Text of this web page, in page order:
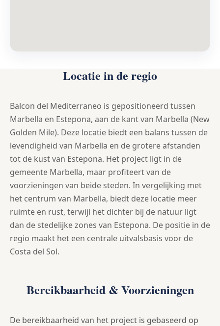
Locatie in de regio
Balcon del Mediterraneo is gepositioneerd tussen
Marbella en Estepona, aan de kant van Marbella (New
Golden Mile). Deze locatie biedt een balans tussen de
levendigheid van Marbella en de grotere afstanden
tot de kust van Estepona. Het project ligt in de
gemeente Marbella, maar profiteert van de
voorzieningen van beide steden. In vergelijking met
het centrum van Marbella, biedt deze locatie meer
ruimte en rust, terwijl het dichter bij de natuur ligt
dan de stedelijke zones van Estepona. De positie in de
regio maakt het een centrale uitvalsbasis voor de
Costa del Sol.
Bereikbaarheid & Voorzieningen
De bereikbaarheid van het project is gebaseerd op